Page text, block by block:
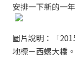
安排一下新的一
圖片說明：「
地標－西螺大橋